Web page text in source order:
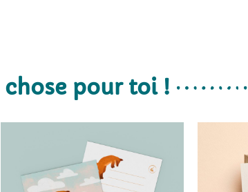
chose pour toi !